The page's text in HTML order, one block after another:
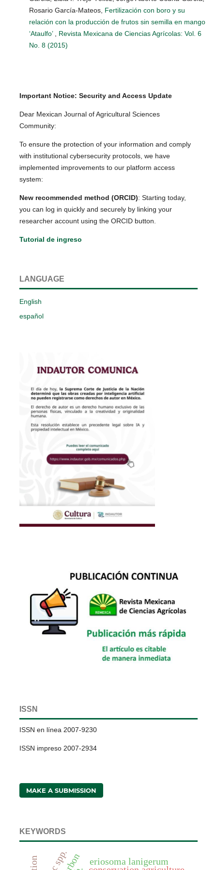
Rosario García-Mateos, Fertilización con boro y su
relación con la producción de frutos sin semilla en mango
‘Ataulfo’
Revista Mexicana de Ciencias Agrícolas: Vol. 6
No. 8 (2015)
Important Notice: Security and Access Update
Dear Mexican Journal of Agricultural Sciences
Community:
To ensure the protection of your information and comply
with institutional cybersecurity protocols, we have
implemented improvements to our platform access
system:
New recommended method (ORCID): Starting today,
you can log in quickly and securely by linking your
researcher account using the ORCID button.
Tutorial de ingreso
LANGUAGE
English
español
ISSN
ISSN en línea 2007-9230
ISSN impreso 2007-2934
MAKE A SUBMISSION
KEYWORDS
eriosoma lanigerum